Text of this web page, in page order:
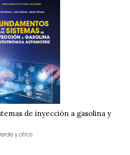
de inyección a gasolina y
y otros